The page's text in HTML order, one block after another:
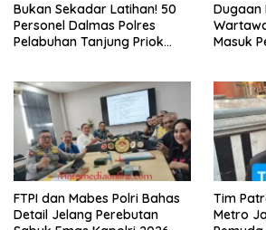
Bukan Sekadar Latihan! 50
Personel Dalmas Polres
Pelabuhan Tanjung Priok
Dugaan
Masuk
FTPI dan Mabes Polri Bahas
Detail Jelang Perebutan
Tim
Metro